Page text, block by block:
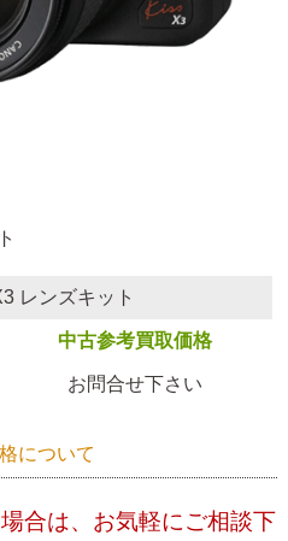
レンズキット
中古参考買取価格
お問合せ下さい
について
合は、お気軽にご相談下